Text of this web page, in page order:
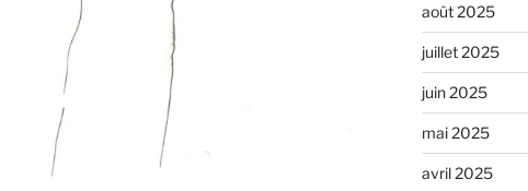
août 2025
juillet 2025
juin 2025
mai 2025
avril 2025